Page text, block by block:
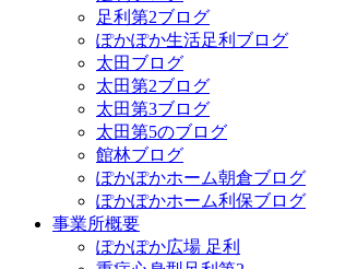
足利第2ブログ
ぽかぽか生活足利ブログ
太田ブログ
太田第2ブログ
太田第3ブログ
太田第5のブログ
館林ブログ
ぽかぽかホーム朝倉ブログ
ぽかぽかホーム利保ブログ
事業所概要
ぽかぽか広場 足利